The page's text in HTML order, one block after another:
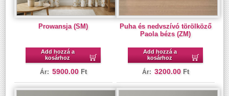
Prowansja (SM)
Add hozzá a
kosárhoz
Ár: 5900.00 Ft
Puha és nedvszívó törölköző
Paola bézs (ZM)
Add hozzá a
kosárhoz
Ár: 3200.00 Ft